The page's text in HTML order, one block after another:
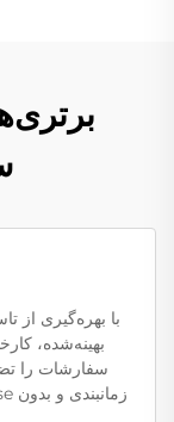
با بهره‌گیری از
بهینه‌شده،
سفارشات را
زمانبندی و بدون compromise کیفیت در اولویت قرار می‌دهیم.